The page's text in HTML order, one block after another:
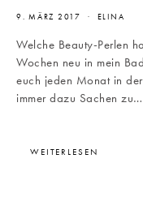
9. MÄRZ 2017 ELINA
Welche Beauty-Perlen
Wochen neu in mein
euch jeden Monat in
immer dazu Sachen zu…
WEITERLESEN